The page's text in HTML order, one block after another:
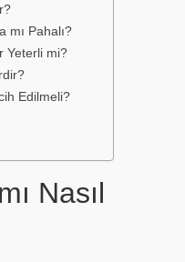
mı Pahalı?
Yeterli mi?
Edilmeli?
Nasıl